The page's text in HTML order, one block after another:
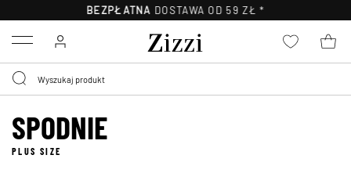
30-DNINA ZWROT*
Menu
SPODNIE
PLUS SIZE